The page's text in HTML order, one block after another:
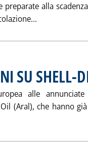
alla
SU SHELL-
alle
(Aral), che hanno